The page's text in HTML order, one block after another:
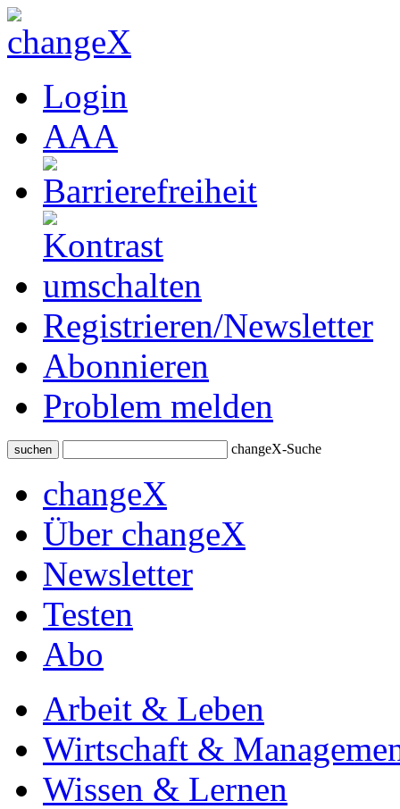
Login
AAA
Registrieren/Newsletter
Abonnieren
Problem melden
suchen changeX-Suche
changeX
Über changeX
Newsletter
Testen
Abo
Arbeit & Leben
Wirtschaft &
Wissen & Lernen